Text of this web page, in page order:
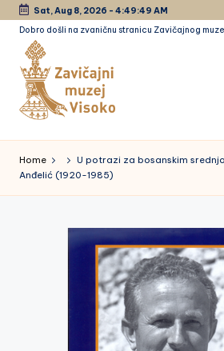
Skip
content
Sat, Aug 8, 2026 - 4:49:49 AM
Dobro došli na zvaničnu stranicu Zavičajnog
a
vi
Home
U potrazi za bosanskim
Anđelić (1920-1985)